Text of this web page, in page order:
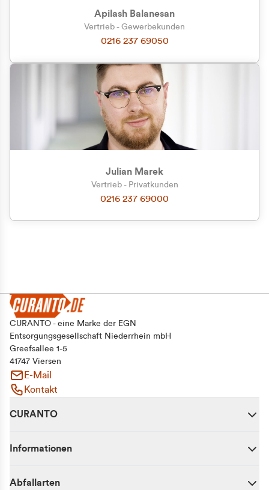
Apilash Balanesan
Vertrieb - Gewerbekunden
0216 237 69050
Julian Marek
Vertrieb - Privatkunden
0216 237 69000
CURANTO - eine Marke der EGN
Entsorgungsgesellschaft Niederrhein mbH
Greefsallee 1-5
41747 Viersen
E-Mail
Kontakt
CURANTO
Informationen
Abfallarten